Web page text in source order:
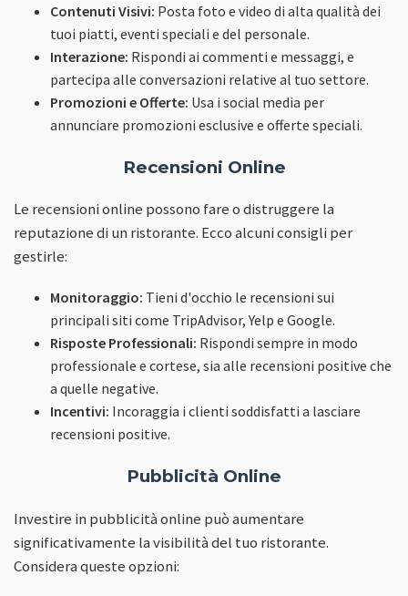
Contenuti Visivi: Posta foto e video di alta qualità dei
tuoi piatti, eventi speciali e del personale.
Interazione: Rispondi ai commenti e messaggi, e
partecipa alle conversazioni relative al tuo settore.
Promozioni e Offerte: Usa i social media per
annunciare promozioni esclusive e offerte speciali.
Recensioni Online
Le recensioni online possono fare o distruggere la
reputazione di un ristorante. Ecco alcuni consigli per
gestirle:
Monitoraggio: Tieni d'occhio le recensioni sui
principali siti come TripAdvisor, Yelp e Google.
Risposte Professionali: Rispondi sempre in modo
professionale e cortese, sia alle recensioni positive che
a quelle negative.
Incentivi: Incoraggia i clienti soddisfatti a lasciare
recensioni positive.
Pubblicità Online
Investire in pubblicità online può aumentare
significativamente la visibilità del tuo ristorante.
Considera queste opzioni: